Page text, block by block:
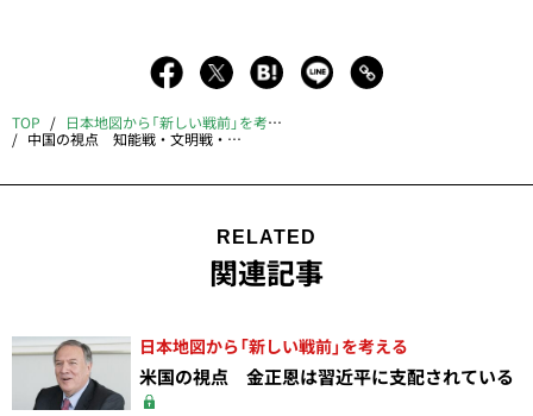
TOP 日本地図から「新しい戦前」を考える
中国の視点 知能戦・文明戦・死者ゼロで台湾統一をやる
RELATED
関連記事
日本地図から「新しい戦前」を考える
米国の視点 金正恩は習近平に支配されている